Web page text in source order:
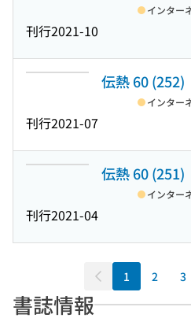
刊行2021-10
インター
伝熱 60 (252)
刊行2021-07
インター
伝熱 60 (251)
刊行2021-04
インター
1 2 3
書誌情報